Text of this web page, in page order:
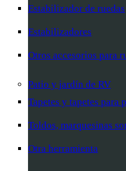
Estabilizador de ruedas
Estabilizadores
Otros accesorios para
Patio y jardín de RV
Tapetes y tapetes para
Toldos, marquesinas
Otra herramienta